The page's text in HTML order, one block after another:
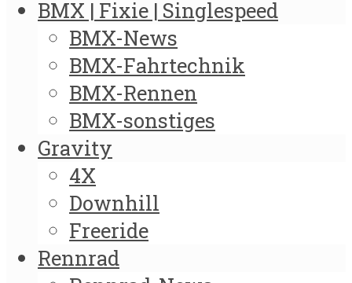
BMX | Fixie | Singlespeed
BMX-News
BMX-Fahrtechnik
BMX-Rennen
BMX-sonstiges
Gravity
4X
Downhill
Freeride
Rennrad